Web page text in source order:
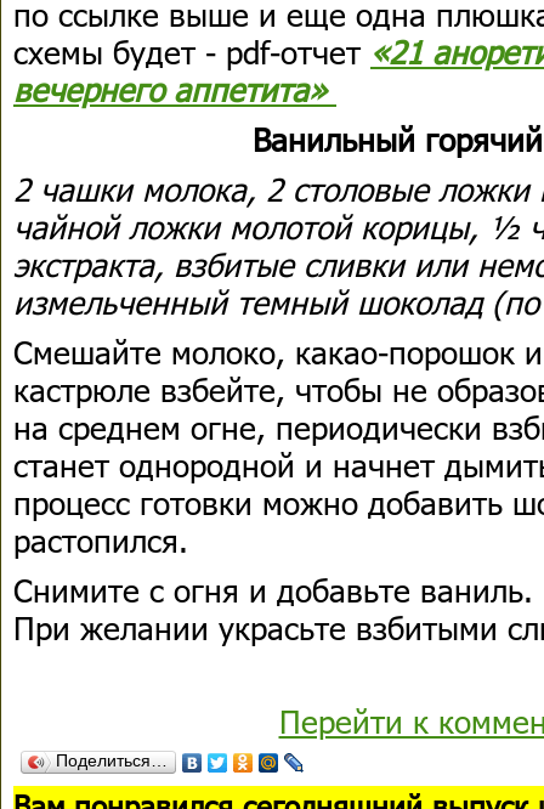
по ссылке выше и еще одна
схемы будет - pdf-отчет «21
вечернего аппетита»
Ванильный
2 чашки молока, 2 столовые
чайной ложки молотой корицы, ½
экстракта, взбитые сливки или
измельченный темный шоколад
Смешайте молоко, какао-порошок
кастрюле взбейте, чтобы не
на среднем огне, периодически
станет однородной и начнет
процесс готовки можно добавить
растопился.
Снимите с огня и добавьте
При желании украсьте взбитыми
Перейти к
Поделиться…